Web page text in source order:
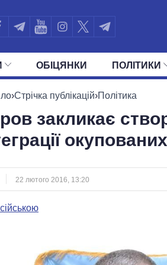
ОБIЦЯНКИ ПОЛIТИКИ
УСІ ПОЛІТИКИ ПРЕЗИДЕНТ І ОФІС
›Стрічка публікацій›Політика
закликає
22 лютого 2016, 13:20